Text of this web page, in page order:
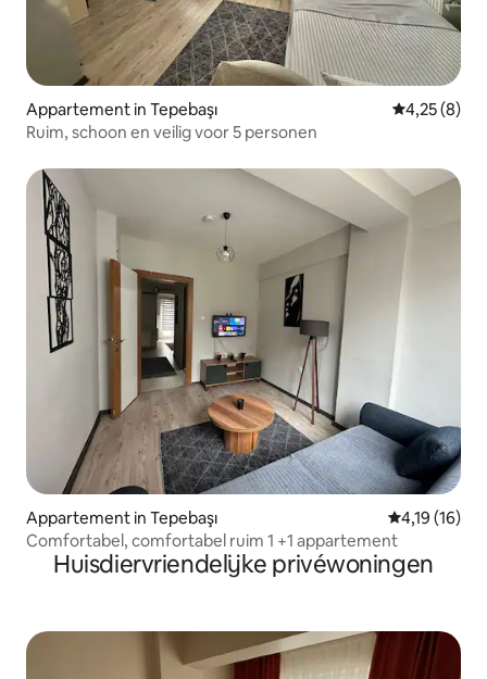
Appartement in Tepebaşı
4,25 (8)
Ruim, schoon en veilig voor 5 personen
Appartement in Tepebaşı Gemiddelde
4,19 (16)
Comfortabel, comfortabel ruim 1 +1 appartement
Huisdiervriendelijke privéwoningen